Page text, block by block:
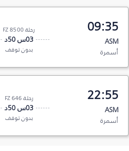
09:35
ASM
أسمرة
رحلة FZ 8500
03س 50د
بدون توقف
22:55
ASM
أسمرة
رحلة FZ 646
03س 50د
بدون توقف